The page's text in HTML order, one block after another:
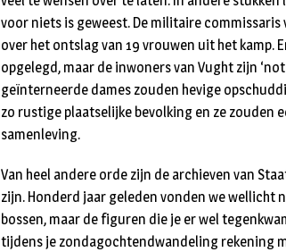
voor niets is geweest. De militaire
over het ontslag van 19 vrouwen uit het kamp.
opgelegd, maar de inwoners van Vught zijn
geïnterneerde dames zouden hevige
zo rustige plaatselijke bevolking en ze zouden
samenleving.
Van heel andere orde zijn de archieven van
zijn. Honderd jaar geleden vonden we wellicht
bossen, maar de figuren die je er wel
tijdens je zondagochtendwandeling rekening